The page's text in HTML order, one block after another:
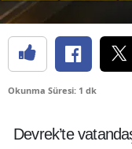
Okunma Süresi: 1 dk
Devrek’te